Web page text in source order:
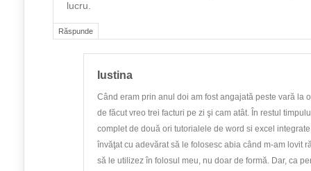
Răspunde
lucru.
Iustina
Când eram prin anul doi am fost angajată peste vară la
de făcut vreo trei facturi pe zi şi cam atât. În restul
complet de două ori tutorialele de word si excel
învăţat cu adevărat să le folosesc abia când m-am lovit
să le utilizez în folosul meu, nu doar de formă. Dar, ca